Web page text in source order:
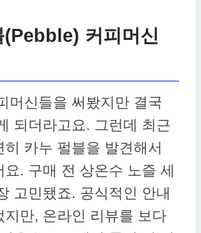
(Pebble) 커피머신
머신들을 써봤지만 결국
되더라고요. 그런데 최근
히 카누 펄블을 발견해서
요. 구매 전 상온수 노즐 세
고민됐죠. 공식적인 안내
지만, 온라인 리뷰를 보다